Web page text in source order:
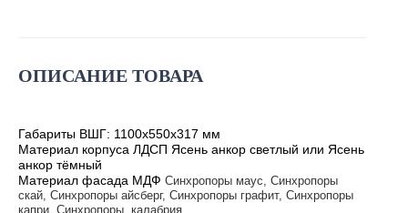
ОПИСАНИЕ ТОВАРА
Габариты ВШГ: 1100х550х317 мм
Материал корпуса ЛДСП Ясень анкор светлый или Ясень
анкор тёмный
Материал фасада МДФ Синхропоры маус, Синхропоры
скай, Синхропоры айсберг, Синхропоры графит, Синхропоры
капри, Синхропоры калабрия